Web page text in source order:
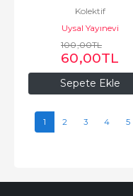
Sepete Ekle
Kolektif
Uysal Yayınevi
100,00TL
60,00TL
1 2 3 4 5